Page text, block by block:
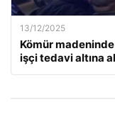
13/12/2025
Kömür
işçi tedavi altına